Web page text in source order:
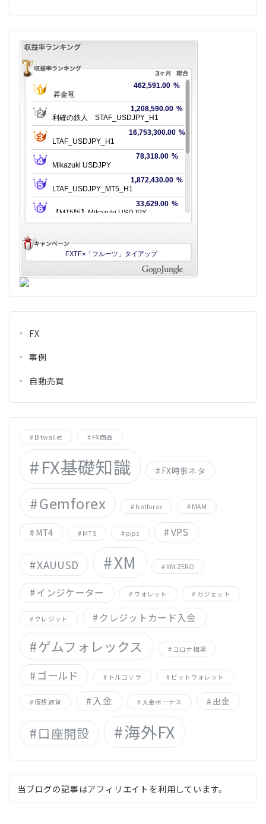
FX
事例
自動売買
Bitwallet FX商品
FX基礎知識 FX時事ネタ
Gemforex hotforex MAM
MT4 MT5 pips VPS
XAUUSD XM XM ZERO
インジケーター ウォレット ガジェット
クレジット クレジットカード入金
ゲムフォレックス コロナ相場
ゴールド トルコリラ ビットウォレット
仮想通貨 入金 入金ボーナス 出金
口座開設 海外FX
当ブログの記事はアフィリエイトを利用しています。